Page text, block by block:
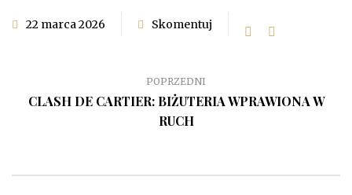
22 marca 2026 Skomentuj
POPRZEDNI
CLASH DE CARTIER: BIŻUTERIA WPRAWIONA W
RUCH